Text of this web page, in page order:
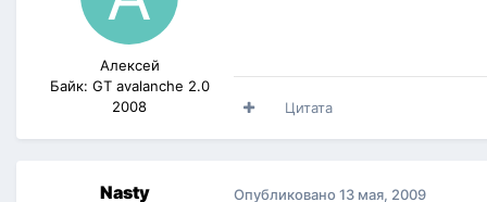
Алексей
Байк: GT avalanche 2.0
2008
Цитата
Nasty Опубликовано13 мая, 2009